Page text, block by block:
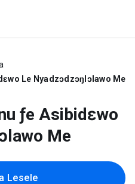
Le Nyadzɔdzɔŋlɔlawo Me
ƒe Asibidɛwo
Me
Lesele